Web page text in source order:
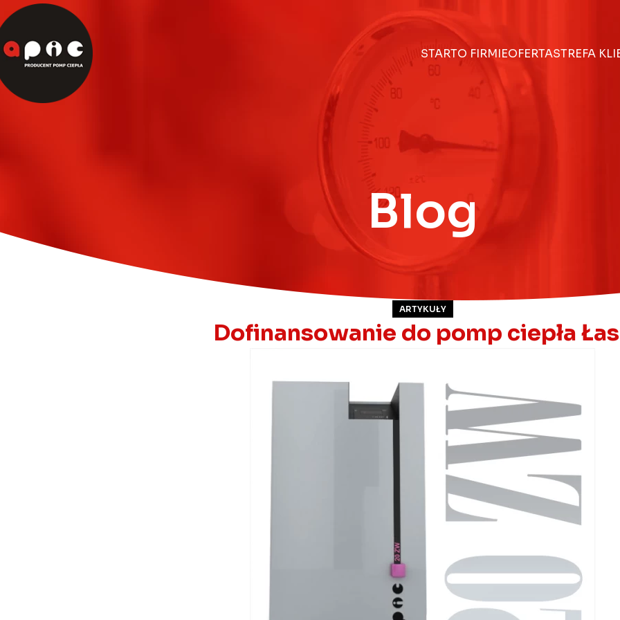
STARTO FIRMIEOFERTASTREFA
Blog
ARTYKUŁY
Dofinansowanie do pomp ciepła